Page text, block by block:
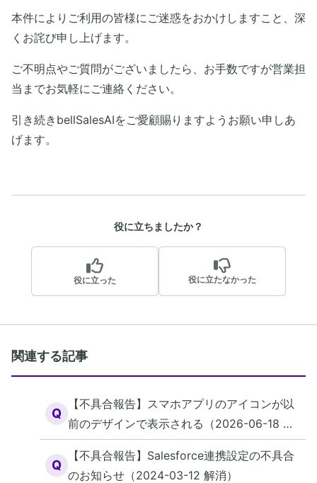
本件によりご利用の皆様にご迷惑をおかけしますこと、深
くお詫び申し上げます。
ご不明点やご質問がございましたら、お手数ですが営業担
当までお気軽にご連絡ください。
引き続きbellSalesAIをご愛顧賜りますようお願い申しあ
げます。
役に立ちましたか？
役に立った 役に立たなかった
関連する記事
Q
【不具合報告】スマホアプリのアイコンが以
前のデザインで表示される（2026-06-18 解
消）
Q
【不具合報告】Salesforce連携設定の不具合
のお知らせ（2024-03-12 解消）